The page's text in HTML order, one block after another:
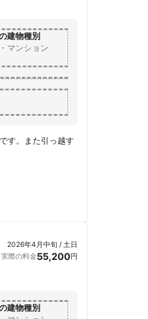
建物種別
マンション
す。また引っ越す
2026年4月中旬 / 土日
実際の料金55,200円
建物種別